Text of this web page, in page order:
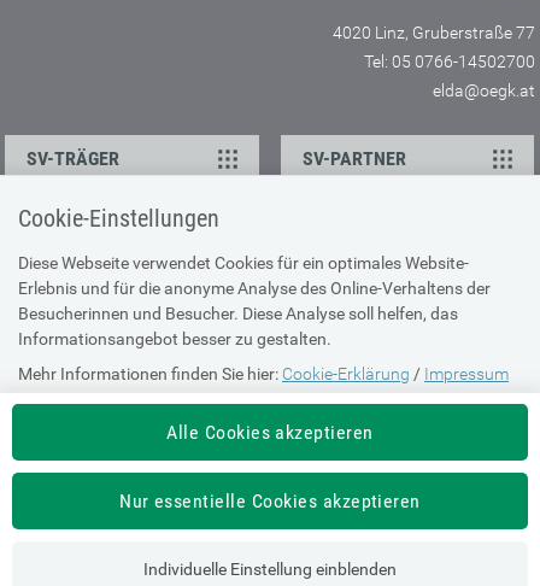
Cookie-Einstellungen
Diese Webseite verwendet Cookies für ein optimales Website-
Erlebnis und für die anonyme Analyse des Online-Verhaltens der
Besucherinnen und Besucher. Diese Analyse soll helfen, das
Informationsangebot besser zu gestalten.
Mehr Informationen finden Sie hier: Cookie-Erklärung / Impressum
Alle Cookies akzeptieren
Nur essentielle Cookies akzeptieren
Individuelle Einstellung einblenden
4020 Linz, Gruberstraße 77
Tel: 05 0766-14502700
elda@oegk.at
SV-TRÄGER SV-PARTNER
KONTAKT
Ansprechpartner
Feedback
ÜBER UNS
Sitemap